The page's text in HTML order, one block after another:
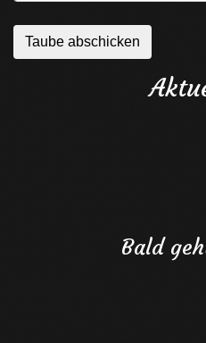
Bald